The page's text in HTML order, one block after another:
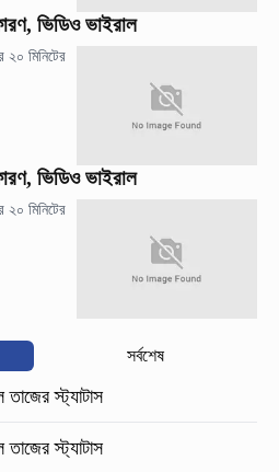
ভিডিও ভাইরাল
মিনিটের
ভিডিও ভাইরাল
মিনিটের
সর্বশেষ
তাজের স্ট্যাটাস
তাজের স্ট্যাটাস